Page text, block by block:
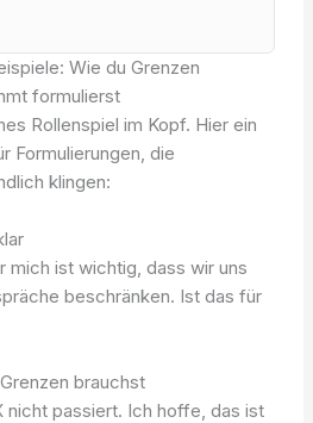
Wie du Grenzen
formulierst
Rollenspiel im Kopf. Hier ein
Formulierungen, die
klingen:
mich ist wichtig, dass wir uns
beschränken. Ist das für
brauchst
nicht passiert. Ich hoffe, das ist